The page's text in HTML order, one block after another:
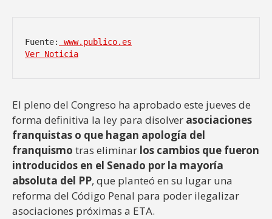
Fuente:
www.publico.es
Ver Noticia
El pleno del Congreso ha aprobado este jueves de
forma definitiva la ley para disolver asociaciones
franquistas o que hagan apología del
franquismo tras eliminar los cambios que fueron
introducidos en el Senado por la mayoría
absoluta del PP, que planteó en su lugar una
reforma del Código Penal para poder ilegalizar
asociaciones próximas a ETA.